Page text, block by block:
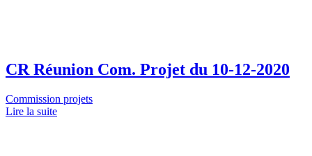
CR Réunion Com. Projet du 10-12-2020
Commission projets
Lire la suite